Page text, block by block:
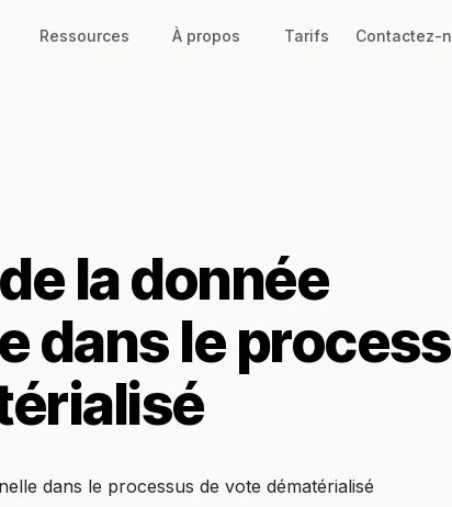
Ressources À propos Tarifs Contactez-
la donnée
dans le